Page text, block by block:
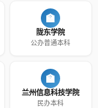
🏫
陇东学院
公办普通本科
🏫
兰州信息科技学院
民办本科